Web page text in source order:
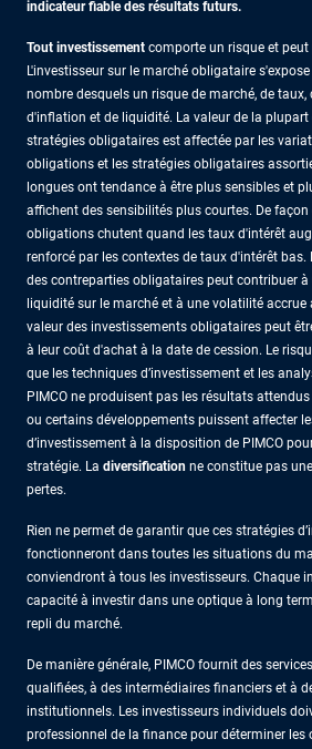
indicateur fiable des résultats futurs.
Tout investissement comporte un risque et peut
L'investisseur sur le marché obligataire
nombre desquels un risque de marché, de taux,
d'inflation et de liquidité. La valeur de la
stratégies obligataires est affectée par les
obligations et les stratégies obligataires
longues ont tendance à être plus sensibles et
affichent des sensibilités plus courtes. De façon
obligations chutent quand les taux d'intérêt
renforcé par les contextes de taux d'intérêt
des contreparties obligataires peut contribuer à
liquidité sur le marché et à une volatilité accrue
valeur des investissements obligataires peut
à leur coût d'achat à la date de cession. Le
que les techniques d’investissement et les
PIMCO ne produisent pas les résultats
ou certains développements puissent affecter
d’investissement à la disposition de PIMCO
stratégie. La diversification ne constitue pas
pertes.
Rien ne permet de garantir que ces stratégies
fonctionneront dans toutes les situations du
conviendront à tous les investisseurs. Chaque
capacité à investir dans une optique à long
repli du marché.
De manière générale, PIMCO fournit des
qualifiées, à des intermédiaires financiers et à
institutionnels. Les investisseurs individuels
professionnel de la finance pour déterminer les